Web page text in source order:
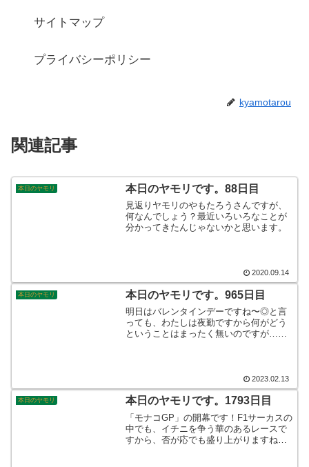
サイトマップ
プライバシーポリシー
kyamotarou
関連記事
本日のヤモリ 本日のヤモリです。88日目
見返りヤモリのやもたろうさんですが、
何なんでしょう？最近いろいろなことが
分かってきたんじゃないかと思います。
2020.09.14
本日のヤモリ 本日のヤモリです。965日目
明日はバレンタインデーですね〜◎と言
っても、わたしは夜勤ですから何がどう
ということはまったく無いのですが…。
盛り上がってほしいです。そんなこんな
で、本日のヤモリです。
2023.02.13
本日のヤモリ 本日のヤモリです。1793日目
「モナコGP」の開幕です！F1サーカスの
中でも、イチニを争う華のあるレースで
すから、否が応でも盛り上がりますね。